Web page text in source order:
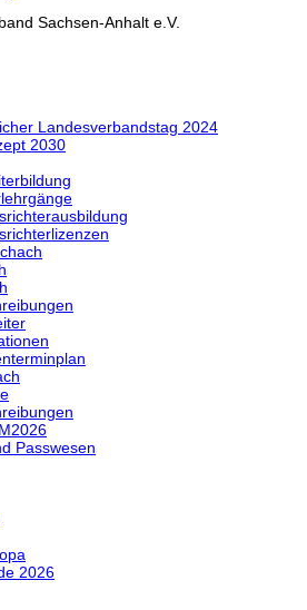
Sachsen-Anhalt e.V.
Landesverbandstag 2024
2030
Passwesen
2026